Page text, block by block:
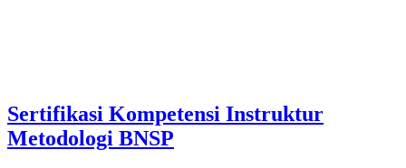
Sertifikasi Kompetensi Instruktur
Metodologi BNSP